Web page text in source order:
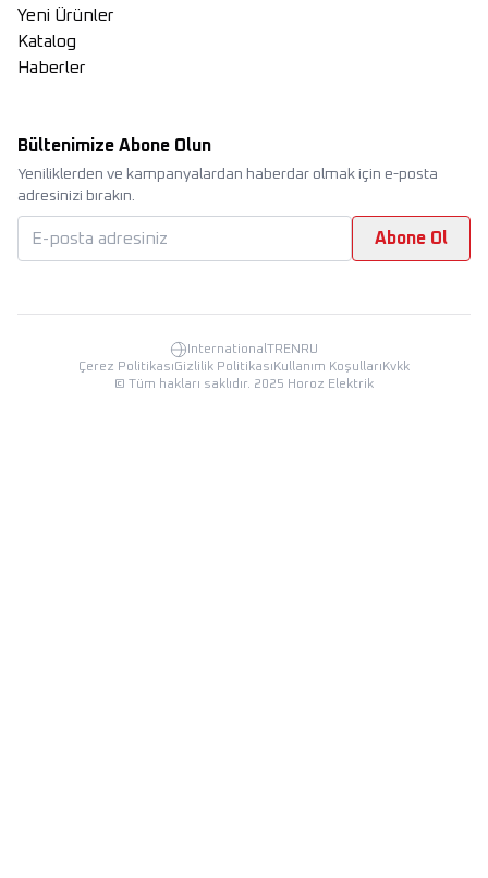
Yeni Ürünler
Katalog
Haberler
Bültenimize Abone Olun
Yeniliklerden ve kampanyalardan haberdar olmak için e-posta
adresinizi bırakın.
Abone Ol
InternationalTR EN RU
Çerez PolitikasıGizlilik Politikası Kullanım Koşulları Kvkk
© Tüm hakları saklıdır. 2025 Horoz Elektrik